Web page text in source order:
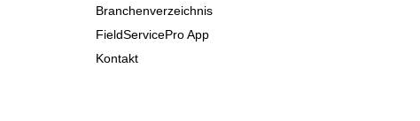
Branchenverzeichnis
FieldServicePro App
Kontakt